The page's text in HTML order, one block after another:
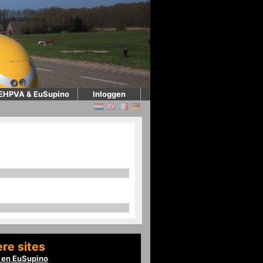
& EuSupino Inloggen
sites
en EuSupino